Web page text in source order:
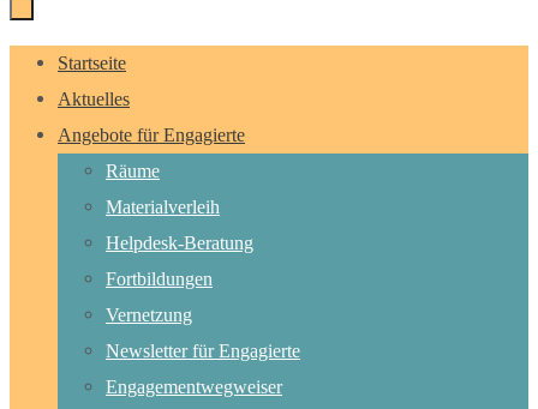
Zum
Inhalt
springen
Startseite
Aktuelles
Angebote für Engagierte
Räume
Materialverleih
Helpdesk-Beratung
Fortbildungen
Vernetzung
Newsletter für Engagierte
Engagementwegweiser